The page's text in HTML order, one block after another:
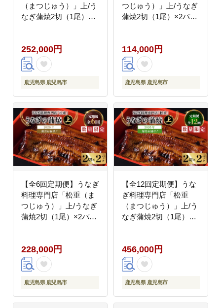
（まつじゅう）」上/う
なぎ蒲焼2切（1尾）×1
252,000円
鹿児島県 鹿児島市
つじゅう）」上/うなぎ
蒲焼2切（1尾）×2パッ
114,000円
鹿児島県 鹿児島市
【全6回定期便】うなぎ
料理専門店「松重（ま
つじゅう）」上/うなぎ
蒲焼2切（1尾）×2パッ
228,000円
鹿児島県 鹿児島市
【全12回定期便】うな
ぎ料理専門店「松重
（まつじゅう）」上/う
なぎ蒲焼2切（1尾）×2
456,000円
鹿児島県 鹿児島市